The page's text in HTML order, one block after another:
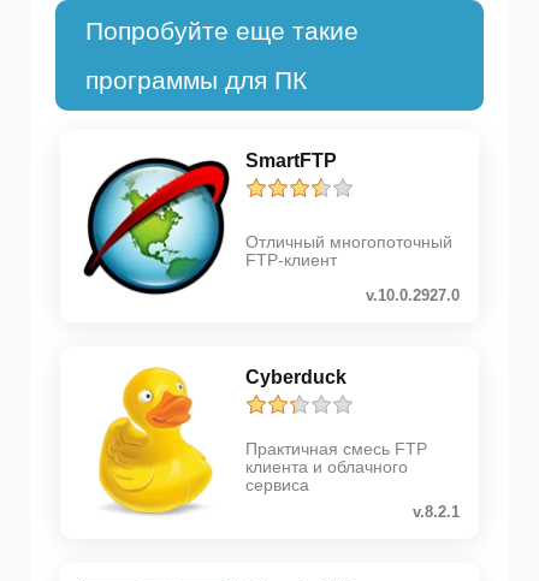
Попробуйте еще такие
программы для ПК
SmartFTP
Отличный многопоточный
FTP-клиент
v.10.0.2927.0
Cyberduck
Практичная смесь FTP
клиента и облачного
сервиса
v.8.2.1